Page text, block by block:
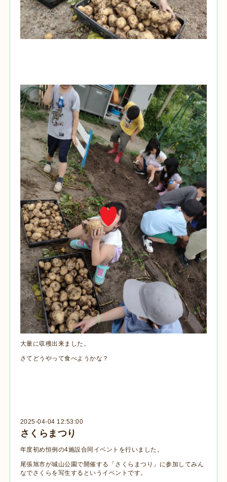
大量に収穫出来ました。
さてどうやって食べようかな？
2025-04-04 12:53:00
さくらまつり
年度初め恒例の4施設合同イベントを行いました。
尾張旭市が城山公園で開催する「さくらまつり」に参加してみん
なでさくらを写生するというイベントです。